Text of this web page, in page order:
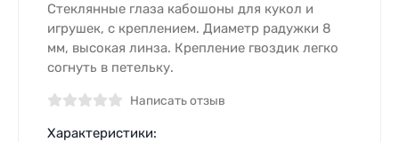
Стеклянные глаза кабошоны для кукол и
игрушек, c креплением. Диаметр радужки 8
мм, высокая линза. Крепление гвоздик легко
согнуть в петельку.
Написать отзыв
Характеристики: